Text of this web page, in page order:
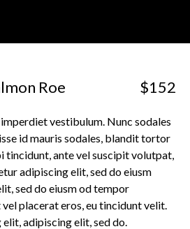
Roe $152
vestibulum. Nunc sodales
id mauris sodales, blandit tortor
tincidunt, ante vel suscipit volutpat,
adipiscing elit, sed do eiusm
sed do eiusm od tempor
placerat eros, eu tincidunt velit.
adipiscing elit, sed do.